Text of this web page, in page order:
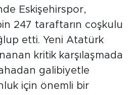
Eskişehirspor,
247 taraftarın coşkulu
etti. Yeni Atatürk
kritik karşılaşmada
galibiyetle
için önemli bir